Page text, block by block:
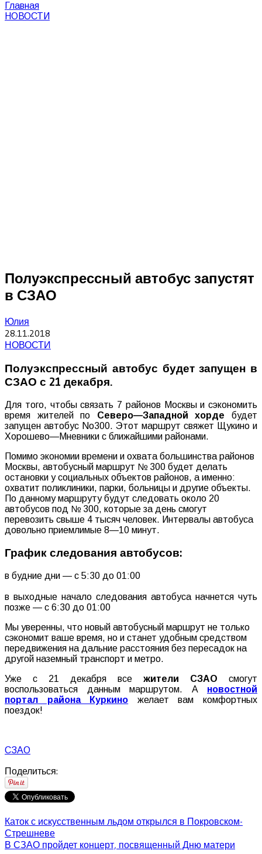
Главная
НОВОСТИ
Полуэкспрессный автобус запустят
в СЗАО
Юлия
28.11.2018
НОВОСТИ
Полуэкспрессный автобус будет запущен в
СЗАО с 21 декабря.
Для того, чтобы связать 7 районов Москвы и сэкономить
время
жителей по Северо—Западной хорде
будет
запущен автобус No300. Этот маршрут свяжет Щукино и
Хорошево—Мневники с ближайшими районами.
Помимо экономии времени и охвата большинства районов
Москвы, автобусный маршрут № 300 будет делать
остановки у социальных объектов районов, а именно:
охватит поликлиники, парки, больницы и другие объекты.
По данному маршруту будут следовать около 20
автобусов под № 300, которые за день смогут
перевозить свыше 4 тысяч человек. Интервалы автобуса
довольно приемлимые 8—10 минут.
График следования автобусов:
в будние дни — с 5:30 до 01:00
в выходные начало следования автобуса начнется чуть
позже — с 6:30 до 01:00
Мы уверенны, что новый автобусный маршрут не только
сэкономит ваше время, но и станет удобным средством
передвижения на дальние расстояния без пересадок на
другой наземный транспорт и метро.
Уже с 21 декабря все жители СЗАО смогут
воспользоваться данным маршрутом. А новостной
портал района Куркино желает вам комфортных
поездок!
СЗАО
Поделиться:
Каток с искусственным льдом открылся в Покровском-
Стрешневе
В СЗАО пройдет концерт, посвященный Дню матери